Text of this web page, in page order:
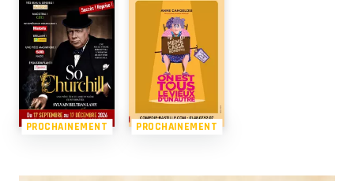
PROCHAINEMENT PROCHAINEMENT